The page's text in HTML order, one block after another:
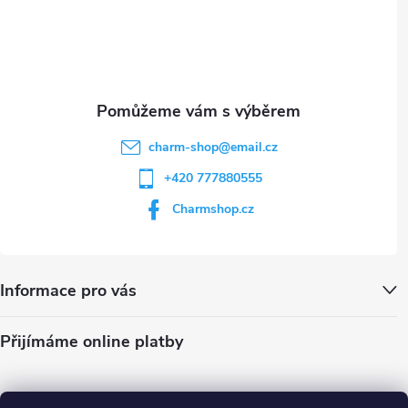
charm-shop@email.cz
+420 777880555
Charmshop.cz
Informace pro vás
Přijímáme online platby